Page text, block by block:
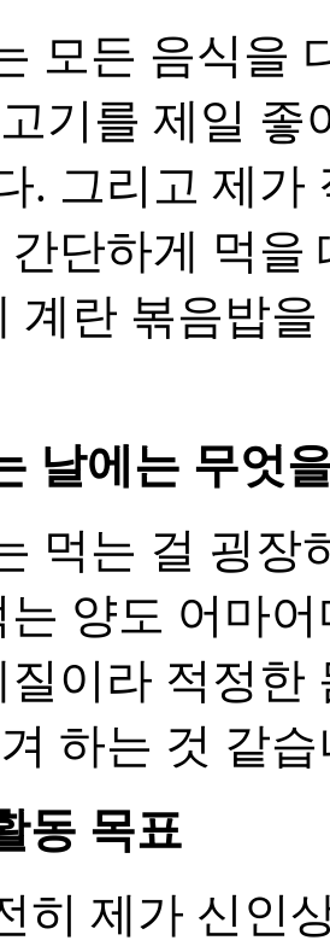
모든 음식을
기를 제일 좋
. 그리고 제가
간단하게 먹을
계란 볶음밥
날에는 무엇
먹는 걸 굉장
양도 어마
질이라 적정한
하는 것 같
동 목표
히 제가 신인